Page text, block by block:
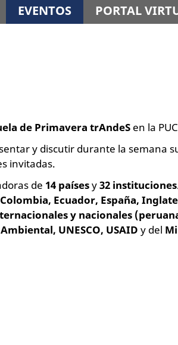
EVENTOS PORTAL
de Primavera trAndeS en la
y discutir durante la semana
invitadas.
de 14 paísesy32 instituciones
Ecuador, España,
y nacionales
UNESCO, USAID y del